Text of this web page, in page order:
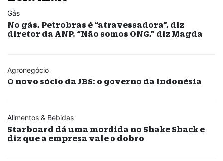
Gás
No gás, Petrobras é “atravessadora”, diz
diretor da ANP. “Não somos ONG,” diz Magda
Agronegócio
O novo sócio da JBS: o governo da Indonésia
Alimentos & Bebidas
Starboard dá uma mordida no Shake Shack e
diz que a empresa vale o dobro